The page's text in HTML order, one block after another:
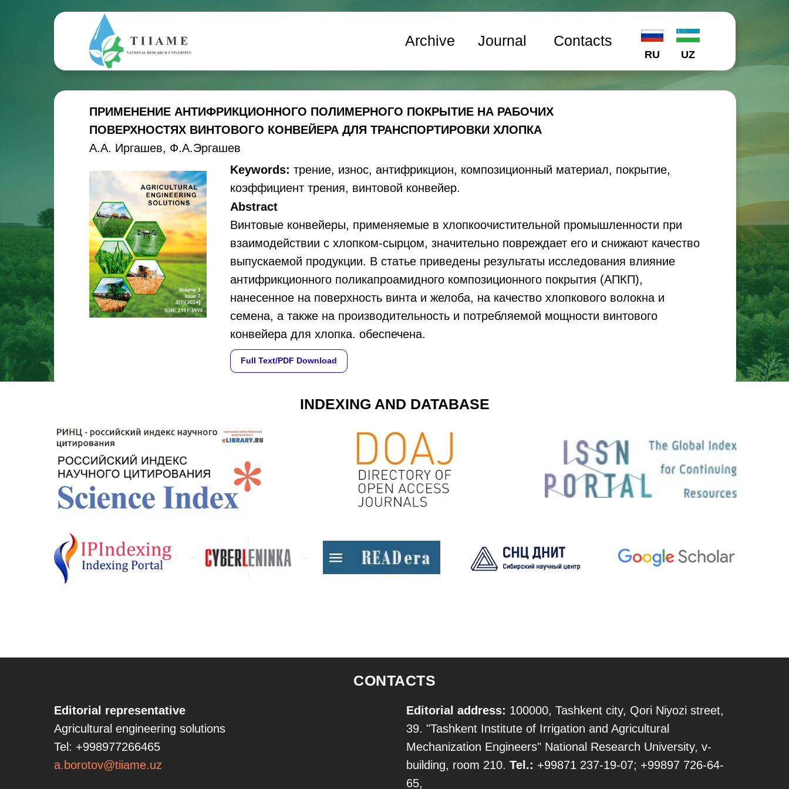
UZ
RU
Archive Journal Contacts
Keywords: трение, износ, антифрикцион, композиционный материал, покрытие,
коэффициент трения, винтовой конвейер.
ПРИМЕНЕНИЕ АНТИФРИКЦИОННОГО ПОЛИМЕРНОГО ПОКРЫТИЕ НА РАБОЧИХ
ПОВЕРХНОСТЯХ ВИНТОВОГО КОНВЕЙЕРА ДЛЯ ТРАНСПОРТИРОВКИ ХЛОПКА
А.А. Иргашев, Ф.А.Эргашев
Abstract
Винтовые конвейеры, применяемые в хлопкоочистительной промышленности при
взаимодействии с хлопком-сырцом, значительно повреждает его и снижают качество
выпускаемой продукции. В статье приведены результаты исследования влияние
антифрикционного поликапроамидного композиционного покрытия (АПКП),
нанесенное на поверхность винта и желоба, на качество хлопкового волокна и
семена, а также на производительность и потребляемой мощности винтового
конвейера для хлопка. обеспечена.
Full Text/PDF Download
INDEXING AND DATABASE
Editorial representative
Agricultural engineering solutions
Tel: +998977266465
a.borotov@tiiame.uz
CONTACTS
Editorial address: 100000, Tashkent city, Qori Niyozi street,
39. "Tashkent Institute of Irrigation and Agricultural
Mechanization Engineers" National Research University, v-
building, room 210. Tel.: +99871 237-19-07; +99897 726-64-
65,